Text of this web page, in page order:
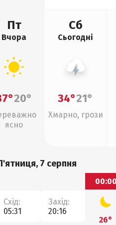
Пт
Вчора
20°
ясно
Сб
Сьогодні
34°21°
Хмарно, грози
7 серпня
Схід:
05:31
Захід:
20:16
00:00
26°